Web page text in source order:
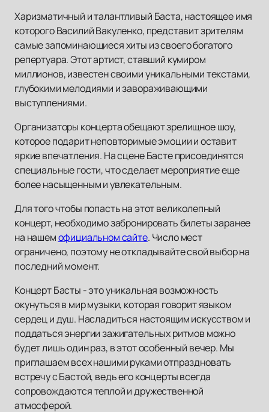
Харизматичный и талантливый Баста, настоящее имя
которого Василий Вакуленко, представит зрителям
самые запоминающиеся хиты из своего богатого
репертуара. Этот артист, ставший кумиром
миллионов, известен своими уникальными текстами,
глубокими мелодиями и завораживающими
выступлениями.
Организаторы концерта обещают зрелищное шоу,
которое подарит неповторимые эмоции и оставит
яркие впечатления. На сцене Басте присоединятся
специальные гости, что сделает мероприятие еще
более насыщенным и увлекательным.
Для того чтобы попасть на этот великолепный
концерт, необходимо забронировать билеты заранее
на нашемофициальном сайте. Число мест
ограничено, поэтому не откладывайте свой выбор на
последний момент.
Концерт Басты - это уникальная возможность
окунуться в мир музыки, которая говорит языком
сердец и душ. Насладиться настоящим искусством и
поддаться энергии зажигательных ритмов можно
будет лишь один раз, в этот особенный вечер. Мы
приглашаем всех нашими руками отпраздновать
встречу с Бастой, ведь его концерты всегда
сопровождаются теплой и дружественной
атмосферой.